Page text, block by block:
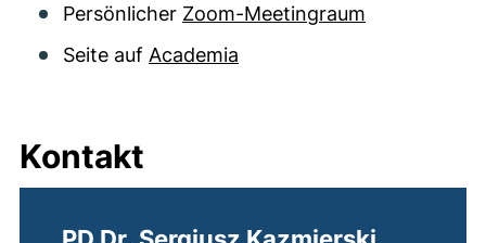
Persönlicher Zoom-Meetingraum
Seite auf Academia
Kontakt